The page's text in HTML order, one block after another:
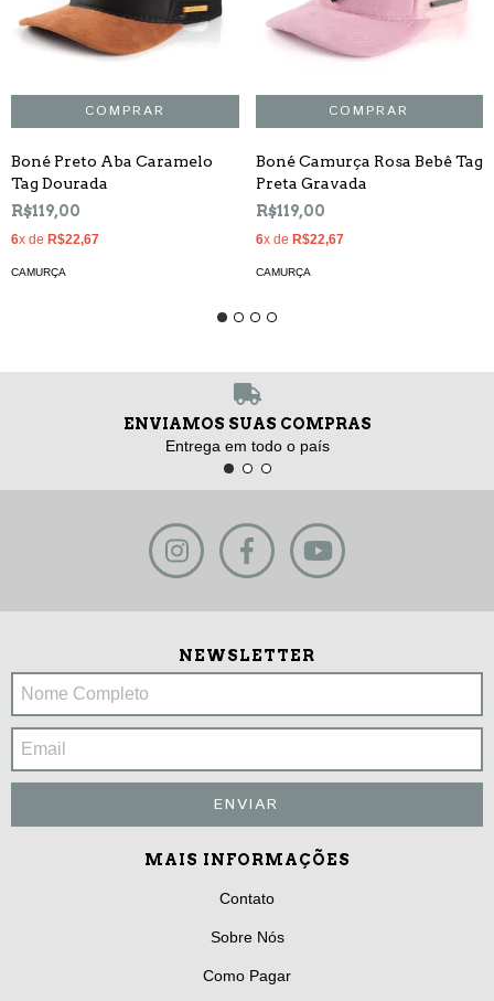
Boné Preto Aba Caramelo
Tag Dourada
R$119,00
6x de R$22,67
CAMURÇA
Boné Camurça Rosa Bebê Tag
Preta Gravada
R$119,00
6x de R$22,67
CAMURÇA
ENVIAMOS SUAS COMPRAS
Entrega em todo o país
NEWSLETTER
MAIS INFORMAÇÕES
Contato
Sobre Nós
Como Pagar